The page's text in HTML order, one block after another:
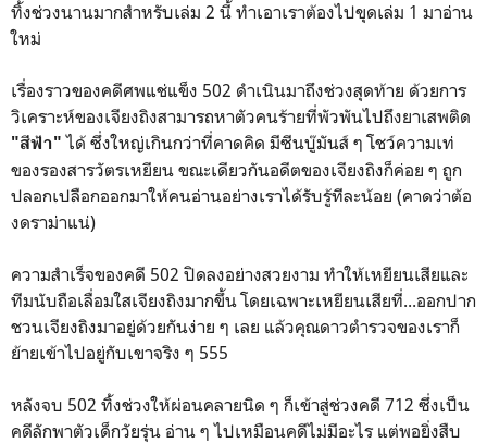
ทิ้งช่วงนานมากสำหรับเล่ม 2 นี้ ทำเอาเราต้องไปขุดเล่ม 1 มาอ่าน
ใหม่
เรื่องราวของคดีศพแช่แข็ง 502 ดำเนินมาถึงช่วงสุดท้าย ด้วยการ
วิเคราะห์ของเจียงถิงสามารถหาตัวคนร้ายที่พัวพันไปถึงยาเสพติด
"สีฟ้า" ได้ ซึ่งใหญ่เกินกว่าที่คาดคิด มีซีนบู๊มันส์ ๆ โชว์ความเท่
ของรองสารวัตรเหยียน ขณะเดียวกันอดีตของเจียงถิงก็ค่อย ๆ ถูก
ปลอกเปลือกออกมาให้คนอ่านอย่างเราได้รับรู้ทีละน้อย (คาดว่าต้อ
งดราม่าแน่)
ความสำเร็จของคดี 502 ปิดลงอย่างสวยงาม ทำให้เหยียนเสียและ
ทีมนับถือเลื่อมใสเจียงถิงมากขึ้น โดยเฉพาะเหยียนเสียที่...ออกปาก
ชวนเจียงถิงมาอยู่ด้วยกันง่าย ๆ เลย แล้วคุณดาวตำรวจของเราก็
ย้ายเข้าไปอยู่กับเขาจริง ๆ 555
หลังจบ 502 ทิ้งช่วงให้ผ่อนคลายนิด ๆ ก็เข้าสู่ช่วงคดี 712 ซึ่งเป็น
คดีลักพาตัวเด็กวัยรุ่น อ่าน ๆ ไปเหมือนคดีไม่มีอะไร แต่พอยิ่งสืบ